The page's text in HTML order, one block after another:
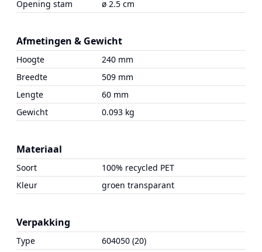
Opening stam ø 2.5 cm
Afmetingen & Gewicht
Hoogte
240 mm
Breedte
509 mm
Lengte
60 mm
Gewicht
0.093 kg
Materiaal
Soort
100% recycled PET
Kleur
groen transparant
Verpakking
Type
604050 (20)